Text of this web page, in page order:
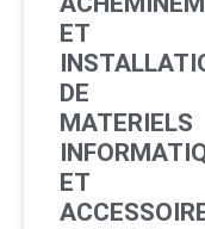
ET
DE
MATERIELS
ET